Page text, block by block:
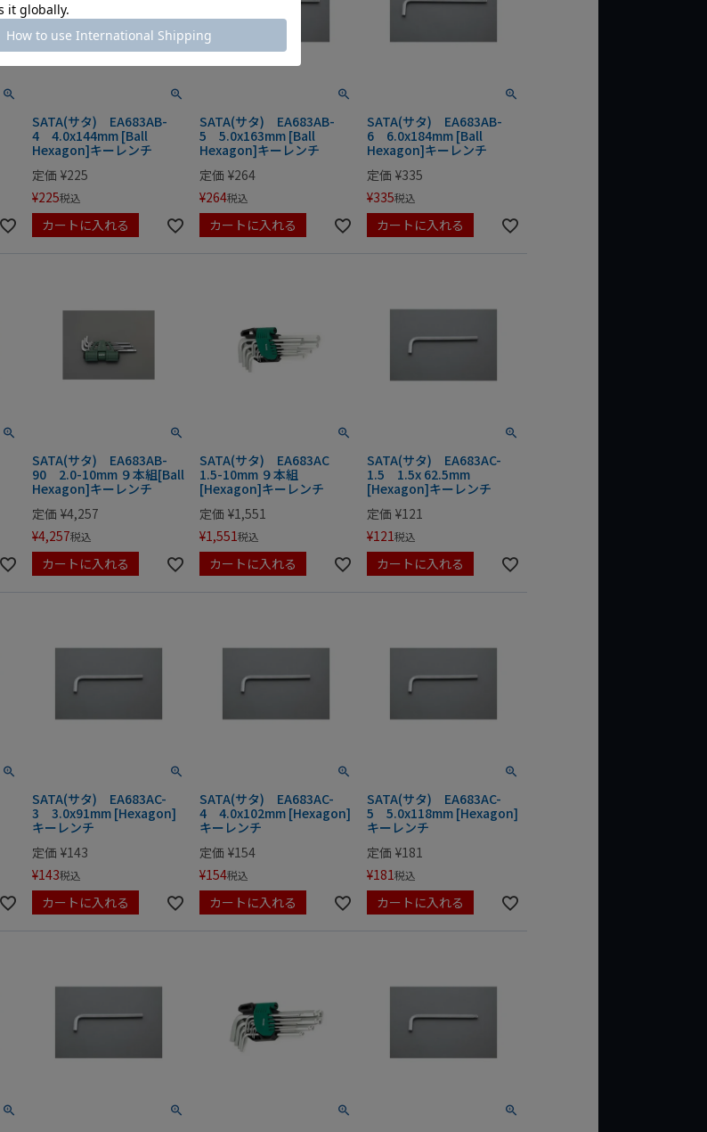
SATA(サタ) EA683AB-
4 4.0x144mm [Ball
Hexagon]キーレンチ
定価 ¥225
¥225税込
カートに入れる
SATA(サタ) EA683AB-
5 5.0x163mm [Ball
Hexagon]キーレンチ
定価 ¥264
¥264税込
カートに入れる
SATA(サタ) EA683AB-
6 6.0x184mm [Ball
Hexagon]キーレンチ
定価 ¥335
¥335税込
カートに入れる
SATA(サタ) EA683AB-
90 2.0-10mm ９本組[Ball
Hexagon]キーレンチ
定価 ¥4,257
¥4,257税込
カートに入れる
SATA(サタ) EA683AC
1.5-10mm ９本組
[Hexagon]キーレンチ
定価 ¥1,551
¥1,551税込
カートに入れる
SATA(サタ) EA683AC-
1.5 1.5x 62.5mm
[Hexagon]キーレンチ
定価 ¥121
¥121税込
カートに入れる
SATA(サタ) EA683AC-
3 3.0x91mm [Hexagon]
キーレンチ
定価 ¥143
¥143税込
カートに入れる
SATA(サタ) EA683AC-
4 4.0x102mm [Hexagon]
キーレンチ
定価 ¥154
¥154税込
カートに入れる
SATA(サタ) EA683AC-
5 5.0x118mm [Hexagon]
キーレンチ
定価 ¥181
¥181税込
カートに入れる